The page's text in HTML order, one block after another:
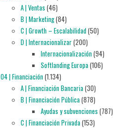
A | Ventas (46)
B | Marketing(84)
C | Growth – Escalabilidad(50)
D | Internacionalizar(200)
Internacionalización(94)
Softlanding Europa(106)
04 | Financiación(1.134)
A | Financiación Bancaria(30)
B | Financiación Pública(878)
Ayudas y subvenciones (787)
C | Financiación Privada(153)